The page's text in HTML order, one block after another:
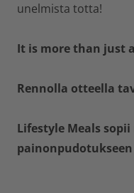
unelmista totta!
It is more than just
Rennolla otteella
Lifestyle Meals